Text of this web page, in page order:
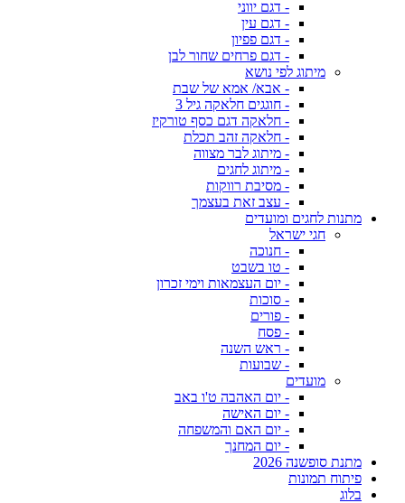
- דגם יווני
- דגם עין
- דגם פפיון
- דגם פרחים שחור לבן
מיתוג לפי נושא
- אבא/ אמא של שבת
- חוגגים חלאקה גיל 3
- חלאקה דגם כסף טורקיז
- חלאקה זהב תכלת
- מיתוג לבר מצווה
- מיתוג לחגים
- מסיבת רווקות
- עצב זאת בעצמך
מתנות לחגים ומועדים
חגי ישראל
- חנוכה
- טו בשבט
- יום העצמאות וימי זכרון
- סוכות
- פורים
- פסח
- ראש השנה
- שבועות
מועדים
- יום האהבה ט'ו באב
- יום האישה
- יום האם והמשפחה
- יום המחנך
מתנת סופשנה 2026
פיתוח תמונות
בלוג